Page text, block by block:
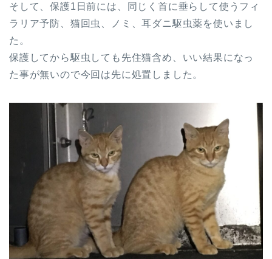
そして、保護1日前には、同じく首に垂らして使うフィ
ラリア予防、猫回虫、ノミ、耳ダニ駆虫薬を使いまし
た。
保護してから駆虫しても先住猫含め、いい結果になっ
た事が無いので今回は先に処置しました。